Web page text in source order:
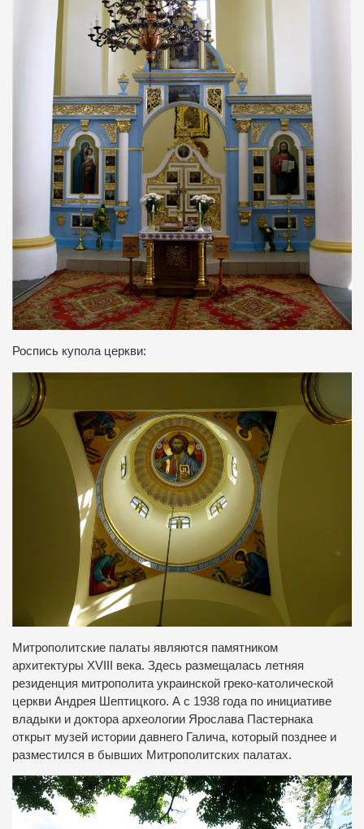
Роспись купола церкви:
Митрополитские палаты являются памятником
архитектуры XVIII века. Здесь размещалась летняя
резиденция митрополита украинской греко-католической
церкви Андрея Шептицкого. А с 1938 года по инициативе
владыки и доктора археологии Ярослава Пастернака
открыт музей истории давнего Галича, который позднее и
разместился в бывших Митрополитских палатах.